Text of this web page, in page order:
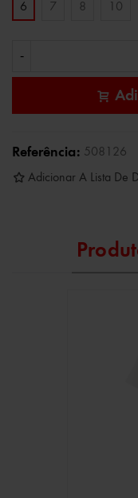
6
7 8 10
-
Referência: 508126
Adicionar A Lista De